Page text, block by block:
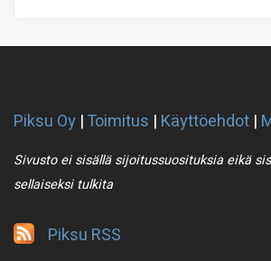
Piksu Oy |Toimitus | Käyttöehdot |
Sivusto ei sisällä sijoitussuosituksia eikä
sellaiseksi tulkita
Piksu RSS